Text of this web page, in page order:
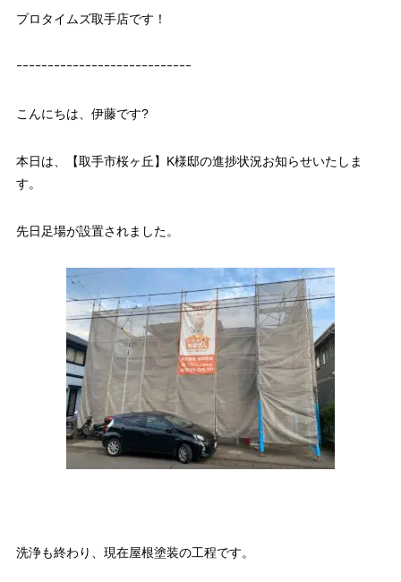
プロタイムズ取手店です！
ｰｰｰｰｰｰｰｰｰｰｰｰｰｰｰｰｰｰｰｰｰｰｰｰｰｰｰｰ
こんにちは、伊藤です?
本日は、【取手市桜ヶ丘】K様邸の進捗状況お知らせいたしま
す。
先日足場が設置されました。
洗浄も終わり、現在屋根塗装の工程です。